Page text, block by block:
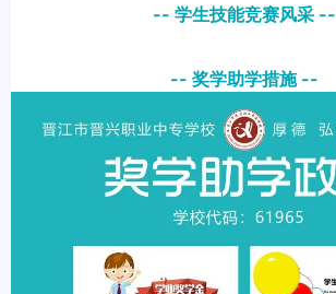
-- 学生技能竞赛风采 --
-- 奖学助学措施 --